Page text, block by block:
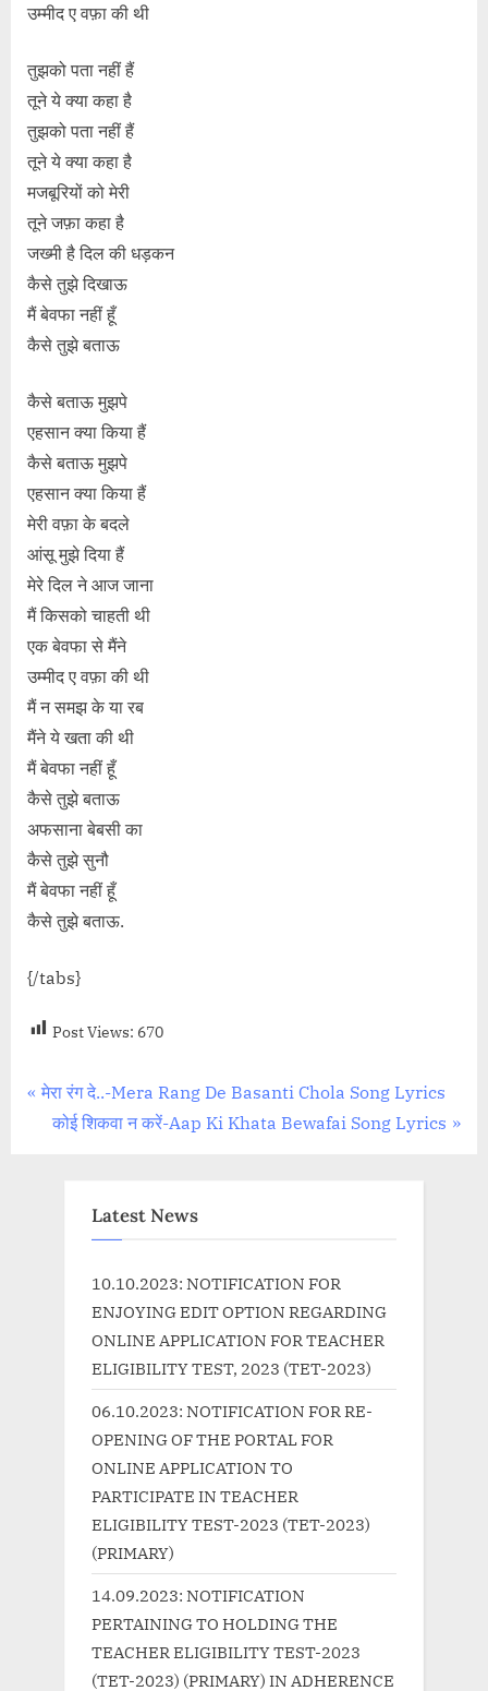
उम्मीद ए वफ़ा की थी
तुझको पता नहीं हैं
तूने ये क्या कहा है
तुझको पता नहीं हैं
तूने ये क्या कहा है
मजबूरियों को मेरी
तूने जफ़ा कहा है
जख्मी है दिल की धड़कन
कैसे तुझे दिखाऊ
मैं बेवफा नहीं हूँ
कैसे तुझे बताऊ
कैसे बताऊ मुझपे
एहसान क्या किया हैं
कैसे बताऊ मुझपे
एहसान क्या किया हैं
मेरी वफ़ा के बदले
आंसू मुझे दिया हैं
मेरे दिल ने आज जाना
मैं किसको चाहती थी
एक बेवफा से मैंने
उम्मीद ए वफ़ा की थी
मैं न समझ के या रब
मैंने ये खता की थी
मैं बेवफा नहीं हूँ
कैसे तुझे बताऊ
अफसाना बेबसी का
कैसे तुझे सुनौ
मैं बेवफा नहीं हूँ
कैसे तुझे बताऊ.
{/tabs}
Post Views: 670
Post
navigation
P
मेरा रंग दे..-Mera Rang De Basanti Chola Song Lyrics
N
कोई शिकवा न करें-Aap Ki Khata Bewafai Song Lyrics
Latest News
10.10.2023: NOTIFICATION FOR
ENJOYING EDIT OPTION REGARDING
ONLINE APPLICATION FOR TEACHER
ELIGIBILITY TEST, 2023 (TET-2023)
06.10.2023: NOTIFICATION FOR RE-
OPENING OF THE PORTAL FOR
ONLINE APPLICATION TO
PARTICIPATE IN TEACHER
ELIGIBILITY TEST-2023 (TET-2023)
(PRIMARY)
14.09.2023: NOTIFICATION
PERTAINING TO HOLDING THE
TEACHER ELIGIBILITY TEST-2023
(TET-2023) (PRIMARY) IN ADHERENCE